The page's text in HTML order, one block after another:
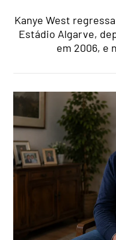
Kanye West
Estádio Algarve,
em 2006, e